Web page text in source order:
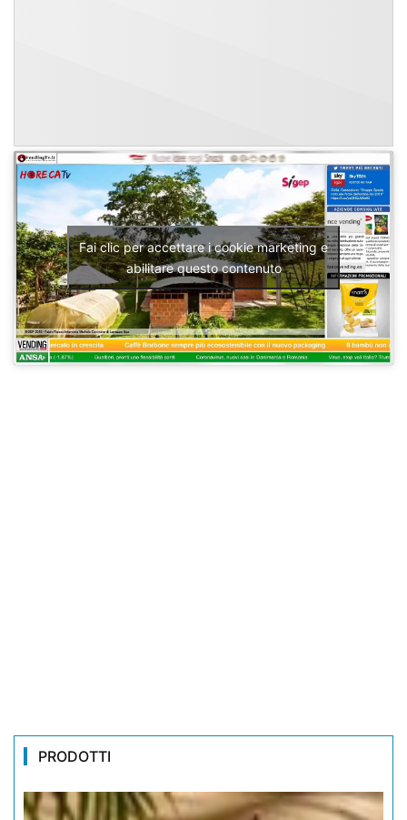
Fai clic per accettare i cookie marketing e
abilitare questo contenuto
PRODOTTI